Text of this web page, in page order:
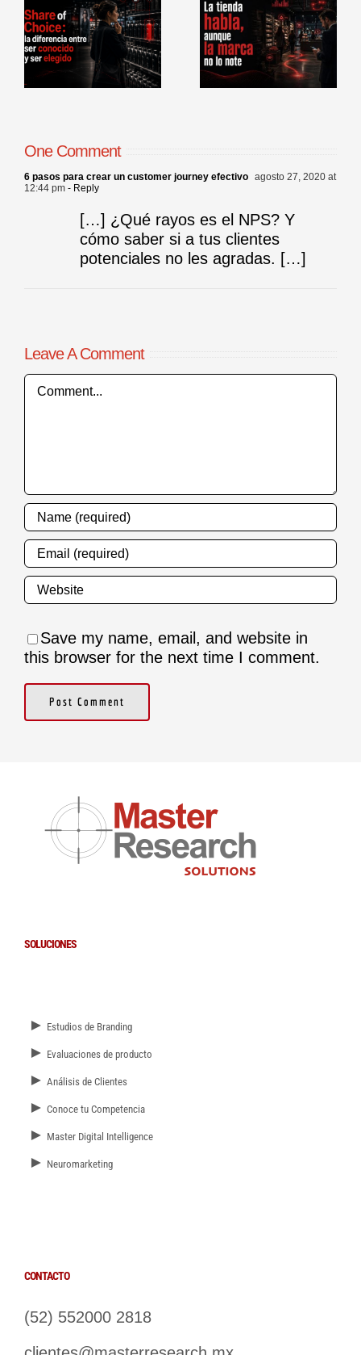
habla, aunque
la marca no lo
note
de procesos
comerciales en
punto de venta
One Comment
6 pasos para crear un customer journey efectivo agosto 27, 2020 at
12:44 pm - Reply
[…] ¿Qué rayos es el NPS? Y
cómo saber si a tus clientes
potenciales no les agradas. […]
Leave A Comment
Comment
Save my name, email, and website in
this browser for the next time I comment.
SOLUCIONES
► Estudios de Branding
► Evaluaciones de producto
► Análisis de Clientes
► Conoce tu Competencia
► Master Digital Intelligence
► Neuromarketing
CONTACTO
(52) 552000 2818